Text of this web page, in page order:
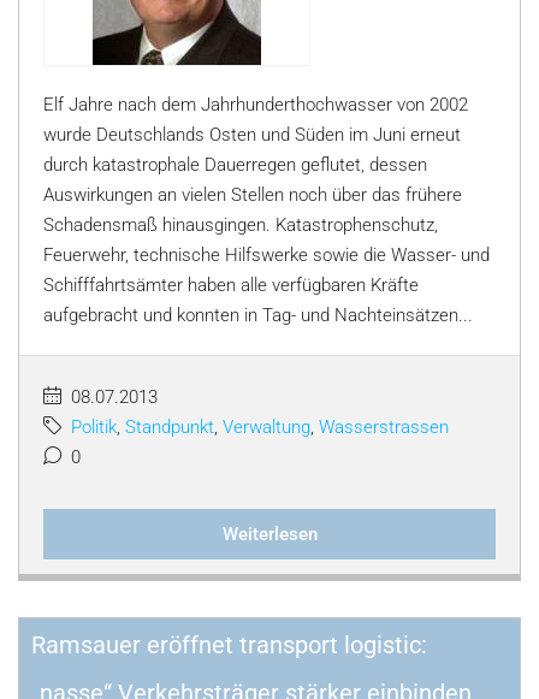
Elf Jahre nach dem Jahrhunderthochwasser von 2002
wurde Deutschlands Osten und Süden im Juni erneut
durch katastrophale Dauerregen geflutet, dessen
Auswirkungen an vielen Stellen noch über das frühere
Schadensmaß hinausgingen. Katastrophenschutz,
Feuerwehr, technische Hilfswerke sowie die Wasser- und
Schifffahrtsämter haben alle verfügbaren Kräfte
aufgebracht und konnten in Tag- und Nachteinsätzen...
08.07.2013
Politik, Standpunkt, Verwaltung, Wasserstrassen
0
Weiterlesen
Ramsauer eröffnet transport logistic:
„nasse“ Verkehrsträger stärker einbinden